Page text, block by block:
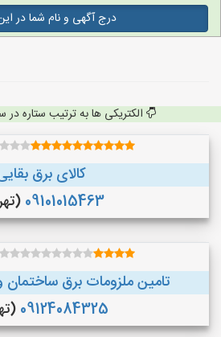
درج آگهی و نام شما در
الکتریکی ها به ترتیب ستاره
کالای برق
09101015463
تامین ملزومات برق
09124084325